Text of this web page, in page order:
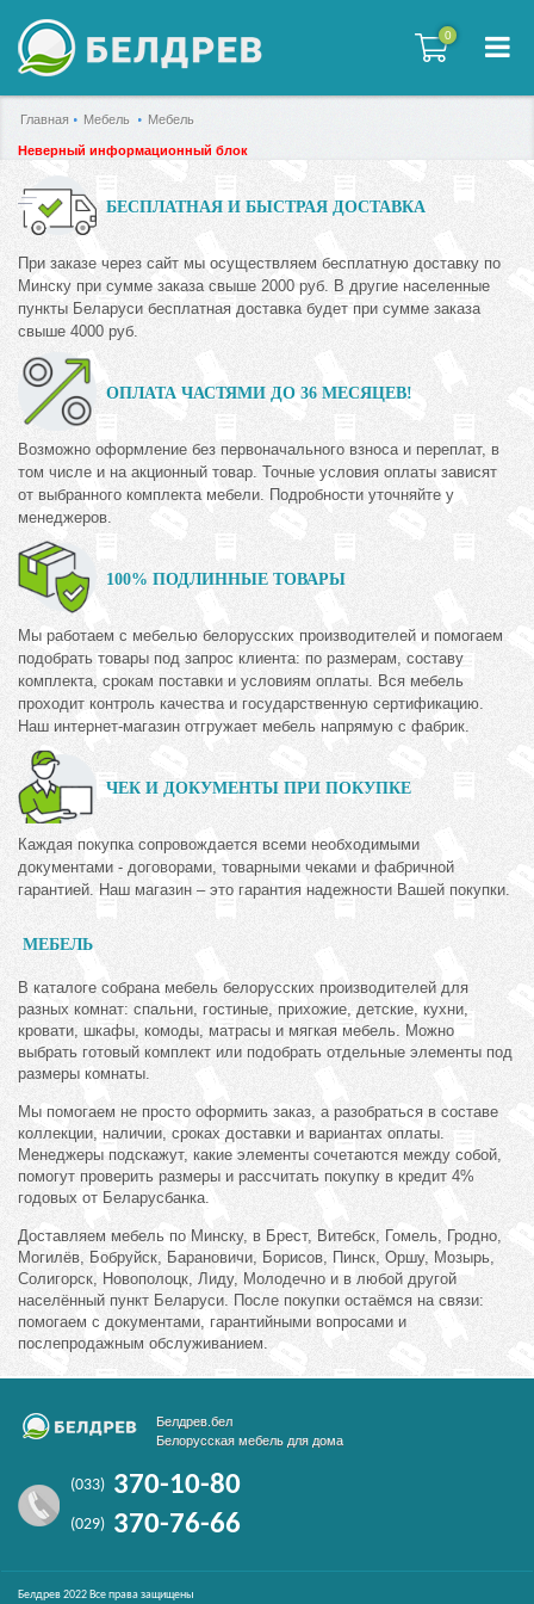
0
0
Главная Мебель Мебель
Неверный информационный блок
БЕСПЛАТНАЯ И БЫСТРАЯ ДОСТАВКА
При заказе через сайт мы осуществляем бесплатную доставку по
Минску при сумме заказа свыше 2000 руб. В другие населенные
пункты Беларуси бесплатная доставка будет при сумме заказа
свыше 4000 руб.
ОПЛАТА ЧАСТЯМИ ДО 36 МЕСЯЦЕВ!
Возможно оформление без первоначального взноса и переплат, в
том числе и на акционный товар. Точные условия оплаты зависят
от выбранного комплекта мебели. Подробности уточняйте у
менеджеров.
100% ПОДЛИННЫЕ ТОВАРЫ
Мы работаем с мебелью белорусских производителей и помогаем
подобрать товары под запрос клиента: по размерам, составу
комплекта, срокам поставки и условиям оплаты. Вся мебель
проходит контроль качества и государственную сертификацию.
Наш интернет-магазин отгружает мебель напрямую с фабрик.
ЧЕК И ДОКУМЕНТЫ ПРИ ПОКУПКЕ
Каждая покупка сопровождается всеми необходимыми
документами - договорами, товарными чеками и фабричной
гарантией. Наш магазин – это гарантия надежности Вашей покупки.
МЕБЕЛЬ
В каталоге собрана мебель белорусских производителей для
разных комнат: спальни, гостиные, прихожие, детские, кухни,
кровати, шкафы, комоды, матрасы и мягкая мебель. Можно
выбрать готовый комплект или подобрать отдельные элементы под
размеры комнаты.
Мы помогаем не просто оформить заказ, а разобраться в составе
коллекции, наличии, сроках доставки и вариантах оплаты.
Менеджеры подскажут, какие элементы сочетаются между собой,
помогут проверить размеры и рассчитать покупку в кредит 4%
годовых от Беларусбанка.
Доставляем мебель по Минску, в Брест, Витебск, Гомель, Гродно,
Могилёв, Бобруйск, Барановичи, Борисов, Пинск, Оршу, Мозырь,
Солигорск, Новополоцк, Лиду, Молодечно и в любой другой
населённый пункт Беларуси. После покупки остаёмся на связи:
помогаем с документами, гарантийными вопросами и
послепродажным обслуживанием.
Белдрев.бел
Белорусская мебель для дома
(033) 370-10-80
(029) 370-76-66
Белдрев 2022 Все права защищены